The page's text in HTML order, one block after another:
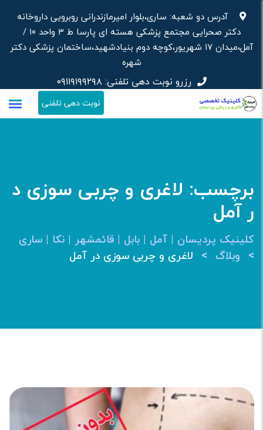
محتوا
آدرس دو شعبه: ساری،بلوار امیرمازندرانی روبرویی داروخانه‌
دکتر صحرایی مجتمع پزشکی هسته ای پارسا ط ۳ واحد ۱۰ /
آمل،میدان ۱۷ شهریور،کوچه دوم بنیادشهید،ساختمان پزشکی دکتر
شهره
رزرو نوبت دهی تلفنی:۰۹۱۱۹۱۹۹۲۹۸
نوبت دهی تلفنی
برچسب: لاغری و چربی سوزی د
ر آمل
کلینیک پردیسان | آمل | بابل | قائمشهر | نکا | ساری
> وبلاگ > لاغری و چربی سوزی در آمل